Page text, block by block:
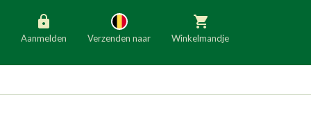
Aanmelden Verzenden naar Winkelmandje